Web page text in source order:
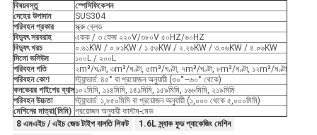
বিষয়বস্তু
স্পেসিফিকেশন
দেহের উপাদান
SUS304
পরিবহন প্রকার
স্ক্রু ব্লেড
বিদ্যুৎ সরবরাহ
একক / ৩ ফেজ ২২০V/৩৮০V ৫০HZ/৬০HZ
বিদ্যুৎ খরচ
০.৬১KW / ০.৮১KW / ১.৫৬KW / ২.২৬KW / ৩.০৬KW / ৪.০৬KW
সিলো ভলিউম
১০০L / ২০০L
পরিবহন গতি
২m³/ঘণ্টা, ৩m³/ঘণ্টা, ৫m³/ঘণ্টা, ৭m³/ঘণ্টা, ৮m³/ঘণ্টা, ১২m³/ঘণ্টা
পরিবহন কোণ
স্ট্যান্ডার্ড: ৪৫° বা প্রয়োজন অনুযায়ী (৩০°~৬০° থেকে)
কনভেয়র পাইপের ব্যাস১০২মিমি, ১১৪মিমি, ১৪১মিমি, ১৫৯মিমি, ১৬৮মিমি, ২১৯মিমি
পরিবহন উচ্চতা
স্ট্যান্ডার্ড: ১,৮৫০মিমি বা প্রয়োজন অনুযায়ী (১,০০০ থেকে ৫,০০০মিমি)
মেশিনের মাত্রা(মিমি) প্রয়োজন অনুযায়ী কাস্টম-মেড
8 এমএইচ / এইচ জেড টাইপ বালতি লিফট
1.6L স্ন্যাক ফুড প্যাকেজিং মেশিন